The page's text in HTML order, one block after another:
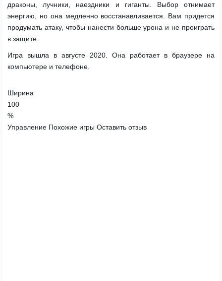
драконы, лучники, наездники и гиганты. Выбор отнимает
энергию, но она медленно восстанавливается. Вам придется
продумать атаку, чтобы нанести больше урона и не проиграть
в защите.
Игра вышла в августе 2020. Она работает в браузере на
компьютере и телефоне.
Ширина
100
%
Управление Похожие игры Оставить отзыв